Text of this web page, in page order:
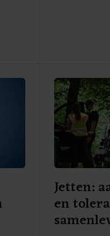
Nederland",
verslaggever.
Jetten:
en